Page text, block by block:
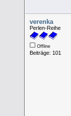
verenka
Perlen-Reihe
Offline
Beiträge: 101